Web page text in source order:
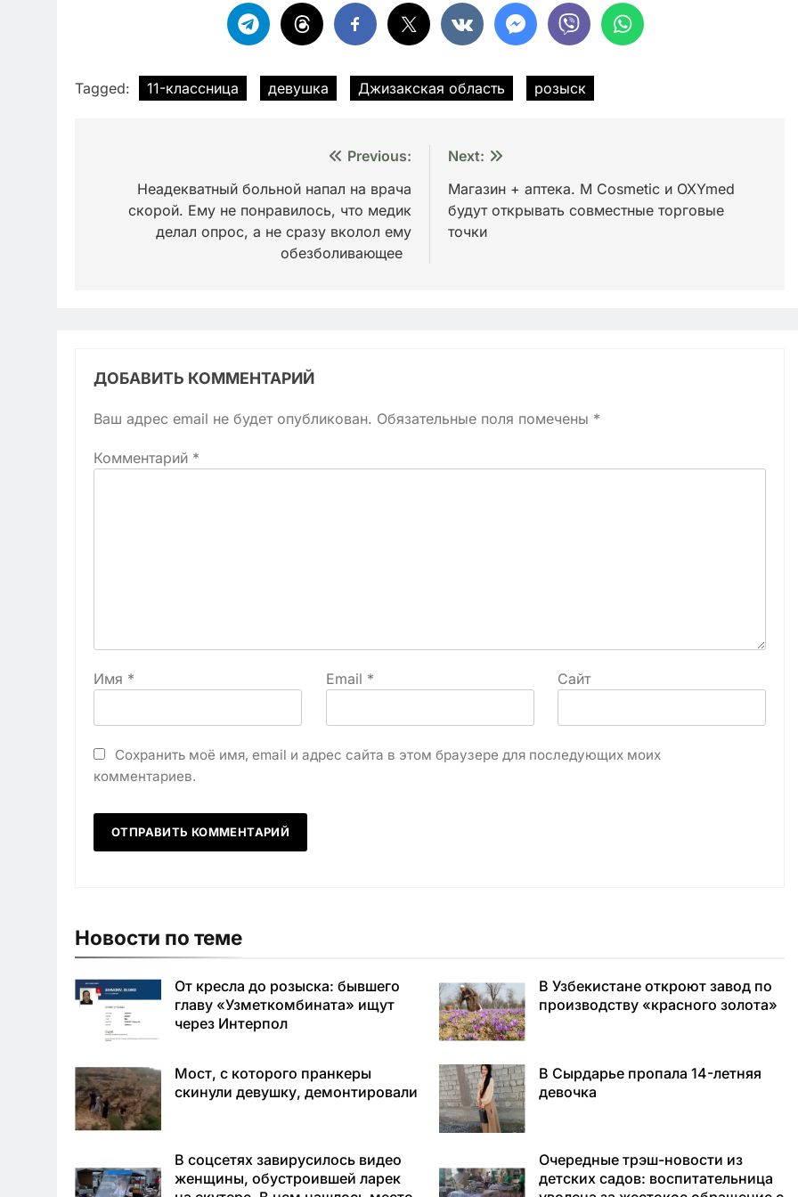
Tagged: 11-классница девушка Джизакская область розыск
записям
Previous:
Неадекватный больной напал на врача
скорой. Ему не понравилось, что медик
делал опрос, а не сразу вколол ему
обезболивающее
Next:
Магазин + аптека. M Cosmetic и OXYmed
будут открывать совместные торговые
точки
ДОБАВИТЬ КОММЕНТАРИЙ
Ваш адрес email не будет опубликован. Обязательные поля помечены *
Комментарий *
Имя * Email * Сайт
Сохранить моё имя, email и адрес сайта в этом браузере для последующих моих
комментариев.
Новости по теме
От кресла до розыска: бывшего
главу «Узметкомбината» ищут
через Интерпол
В Узбекистане откроют завод по
производству «красного золота»
Мост, с которого пранкеры
скинули девушку, демонтировали
В Сырдарье пропала 14-летняя
девочка
В соцсетях завирусилось видео
женщины, обустроившей ларек
Очередные трэш-новости из
детских садов: воспитательница